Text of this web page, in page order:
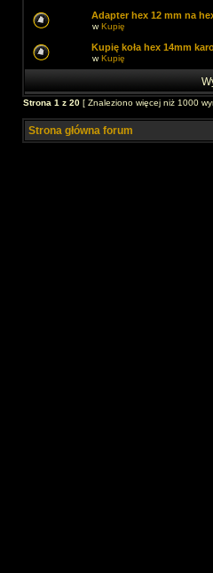
Adapter hex 12 mm na
wKupię
Kupię koła hex 14mm
wKupię
Strona 1 z 20 [ Znaleziono więcej niż 1000
Strona główna forum